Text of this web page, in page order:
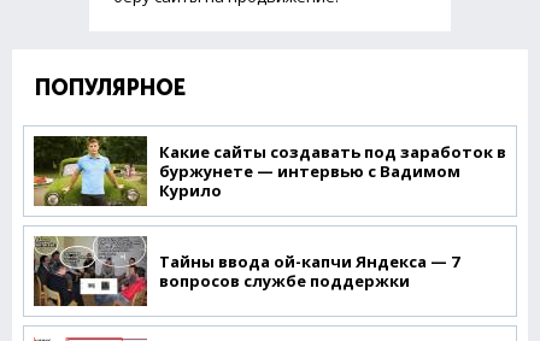
ПОПУЛЯРНОЕ
Какие сайты создавать под заработок в
буржунете — интервью с Вадимом
Курило
Тайны ввода ой-капчи Яндекса — 7
вопросов службе поддержки